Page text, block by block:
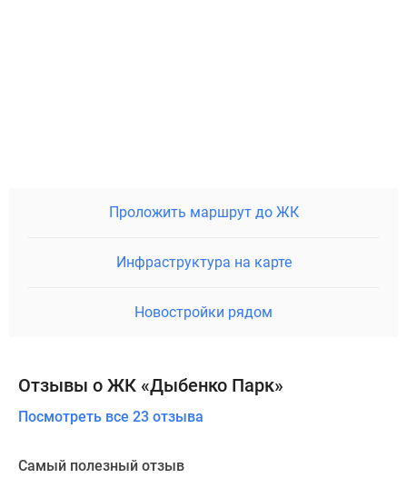
Проложить маршрут до ЖК
Инфраструктура на карте
Новостройки рядом
Отзывы о ЖК «Дыбенко Парк»
Посмотреть все 23 отзыва
Самый полезный отзыв